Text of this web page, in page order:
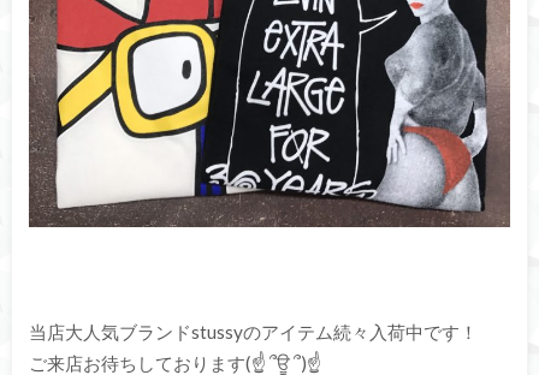
当店大人気ブランドstussyのアイテム続々入荷中です！
ご来店お待ちしております(☝ ՞ਊ ՞)☝